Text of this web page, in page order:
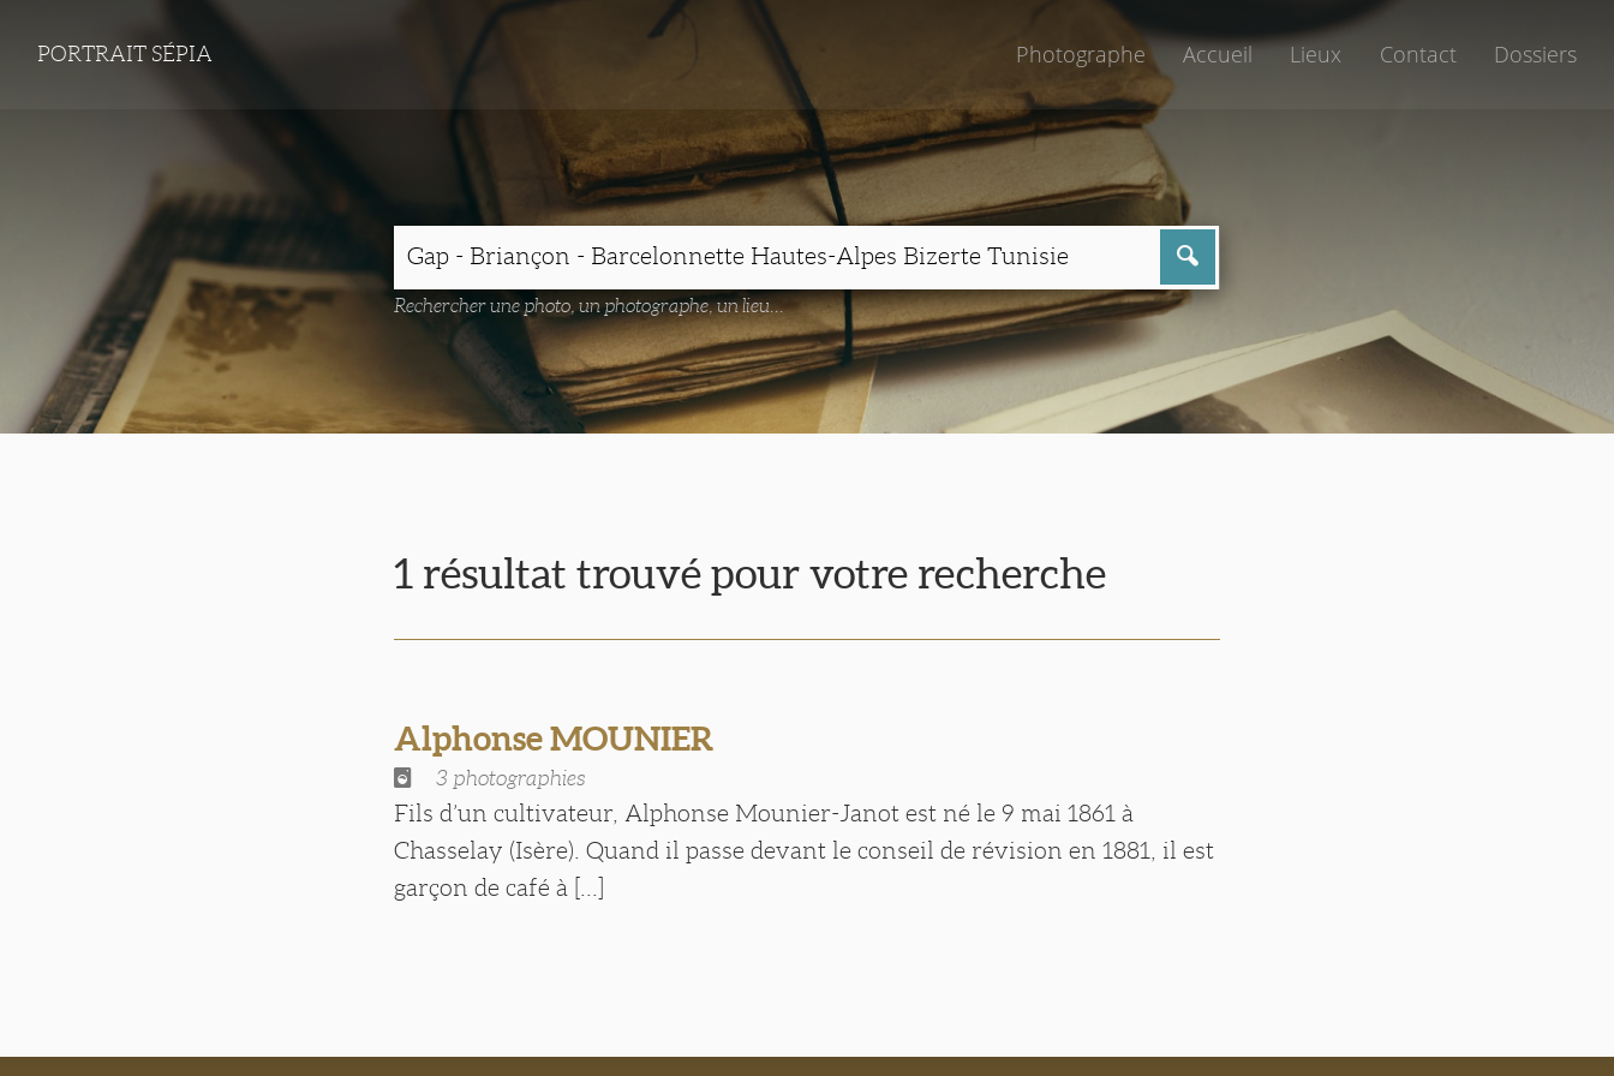
PORTRAIT SÉPIA Photographe Accueil Lieux Contact Dossiers
Rechercher une photo, un photographe, un lieu...
1 résultat trouvé pour votre recherche
Alphonse MOUNIER
3 photographies
Fils d’un cultivateur, Alphonse Mounier-Janot est né le 9 mai 1861 à
Chasselay (Isère). Quand il passe devant le conseil de révision en 1881, il est
garçon de café à [...]